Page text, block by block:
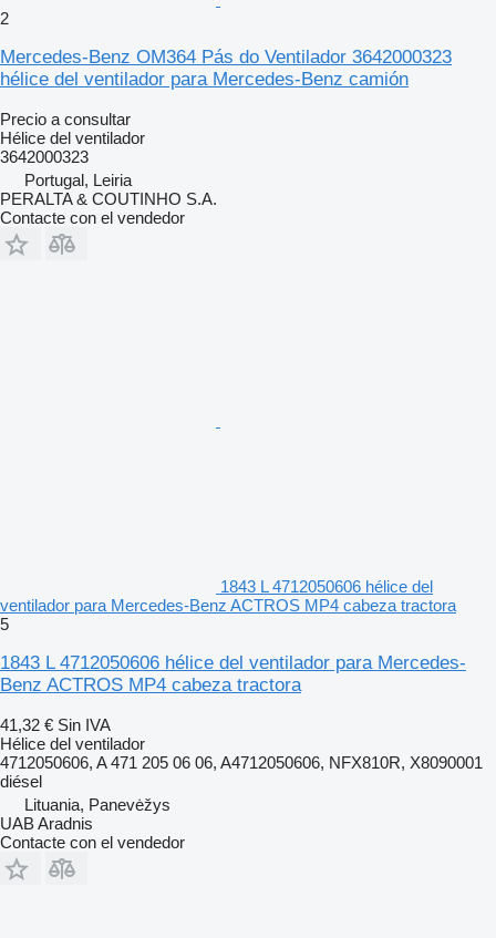
2
Mercedes-Benz OM364 Pás do Ventilador 3642000323
hélice del ventilador para Mercedes-Benz camión
Precio a consultar
Hélice del ventilador
3642000323
Portugal, Leiria
PERALTA & COUTINHO S.A.
Contacte con el vendedor
1843 L 4712050606 hélice del
ventilador para Mercedes-Benz ACTROS MP4 cabeza tractora
5
1843 L 4712050606 hélice del ventilador para Mercedes-
Benz ACTROS MP4 cabeza tractora
41,32 € Sin IVA
Hélice del ventilador
4712050606, A 471 205 06 06, A4712050606, NFX810R, X8090001
diésel
Lituania, Panevėžys
UAB Aradnis
Contacte con el vendedor